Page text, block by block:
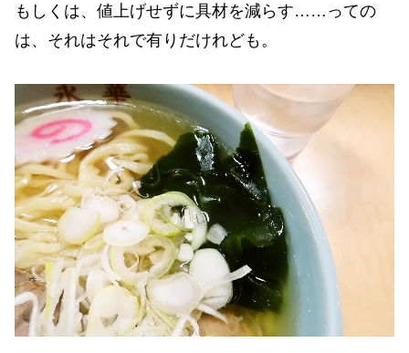
もしくは、値上げせずに具材を減らす……っての
は、それはそれで有りだけれども。